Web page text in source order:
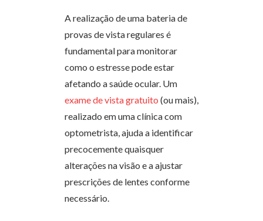
A realização de uma bateria de
provas de vista regulares é
fundamental para monitorar
como o estresse pode estar
afetando a saúde ocular. Um
exame de vista gratuito (ou mais),
realizado em uma clínica com
optometrista, ajuda a identificar
precocemente quaisquer
alterações na visão e a ajustar
prescrições de lentes conforme
necessário.